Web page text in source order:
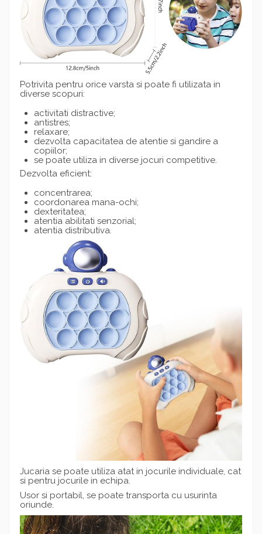
Potrivita pentru orice varsta si poate fi utilizata in
diverse scopuri:
activitati distractive;
antistres;
relaxare;
dezvolta capacitatea de atentie si gandire a
copiilor;
se poate utiliza in diverse jocuri competitive.
Dezvolta eficient:
concentrarea;
coordonarea mana-ochi;
dexteritatea;
atentia abilitati senzorial;
atentia distributiva.
Jucaria se poate utiliza atat in jocurile individuale, cat
si pentru jocurile in echipa.
Usor si portabil, se poate transporta cu usurinta
oriunde.